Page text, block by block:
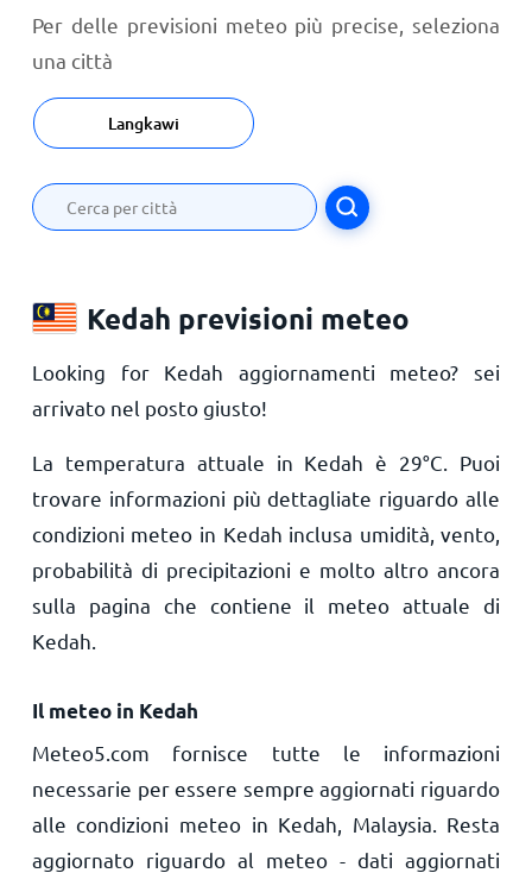
Per delle previsioni meteo più precise, seleziona
una città
Langkawi
Kedah previsioni meteo
Looking for Kedah aggiornamenti meteo? sei
arrivato nel posto giusto!
La temperatura attuale in Kedah è 29°C . Puoi
trovare informazioni più dettagliate riguardo alle
condizioni meteo in Kedah inclusa umidità, vento,
probabilità di precipitazioni e molto altro ancora
sulla pagina che contiene il meteo attuale di
Kedah.
Il meteo in Kedah
Meteo5.com fornisce tutte le informazioni
necessarie per essere sempre aggiornati riguardo
alle condizioni meteo in Kedah, Malaysia. Resta
aggiornato riguardo al meteo - dati aggiornati